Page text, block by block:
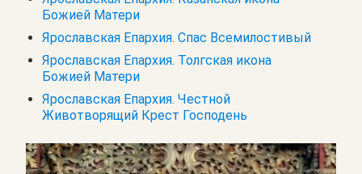
Божией Матери
Ярославская Епархия. Спас Всемилостивый
Ярославская Епархия. Толгская икона
Божией Матери
Ярославская Епархия. Честной
Животворящий Крест Господень